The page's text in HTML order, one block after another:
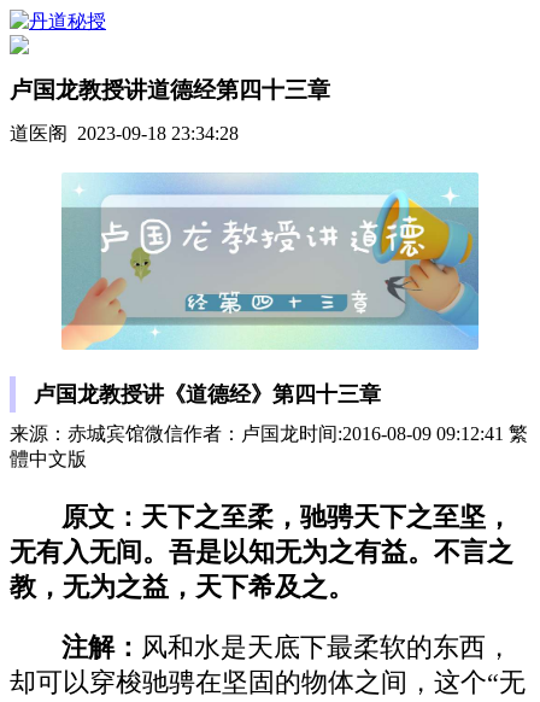
卢国龙教授讲道德经第四十三章
道医阁 2023-09-18 23:34:28
卢国龙教授讲《道德经》第四十三章
来源：赤城宾馆微信作者：卢国龙时间:2016-08-09 09:12:41 繁
體中文版
原文：天下之至柔，驰骋天下之至坚，
无有入无间。吾是以知无为之有益。不言之
教，无为之益，天下希及之。
注解： 风和水是天底下最柔软的东西，
却可以穿梭驰骋在坚固的物体之间，这个“无